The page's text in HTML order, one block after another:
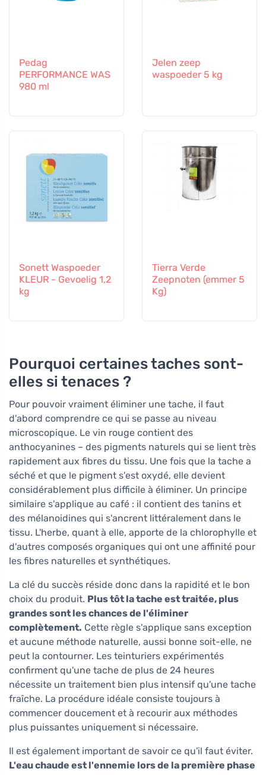
Pedag
PERFORMANCE WAS
980 ml
Jelen zeep
waspoeder 5 kg
Sonett Waspoeder
KLEUR - Gevoelig 1,2
kg
Tierra Verde
Zeepnoten (emmer 5
Kg)
Pourquoi certaines taches sont-
elles si tenaces ?
Pour pouvoir vraiment éliminer une tache, il faut
d'abord comprendre ce qui se passe au niveau
microscopique. Le vin rouge contient des
anthocyanines – des pigments naturels qui se lient très
rapidement aux fibres du tissu. Une fois que la tache a
séché et que le pigment s'est oxydé, elle devient
considérablement plus difficile à éliminer. Un principe
similaire s'applique au café : il contient des tanins et
des mélanoidines qui s'ancrent littéralement dans le
tissu. L'herbe, quant à elle, apporte de la chlorophylle et
d'autres composés organiques qui ont une affinité pour
les fibres naturelles et synthétiques.
La clé du succès réside donc dans la rapidité et le bon
choix du produit. Plus tôt la tache est traitée, plus
grandes sont les chances de l'éliminer
complètement. Cette règle s'applique sans exception
et aucune méthode naturelle, aussi bonne soit-elle, ne
peut la contourner. Les teinturiers expérimentés
confirment qu'une tache de plus de 24 heures
nécessite un traitement bien plus intensif qu'une tache
fraîche. La procédure idéale consiste toujours à
commencer doucement et à recourir aux méthodes
plus puissantes uniquement si nécessaire.
Il est également important de savoir ce qu'il faut éviter.
L'eau chaude est l'ennemie lors de la première phase